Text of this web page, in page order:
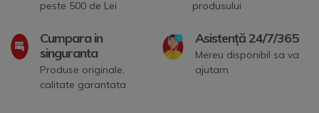
peste 500 de Lei produsului
Cumpara in
singuranta
Produse originale,
calitate garantata
Asistență 24/7/365
Mereu disponibil sa va
ajutam